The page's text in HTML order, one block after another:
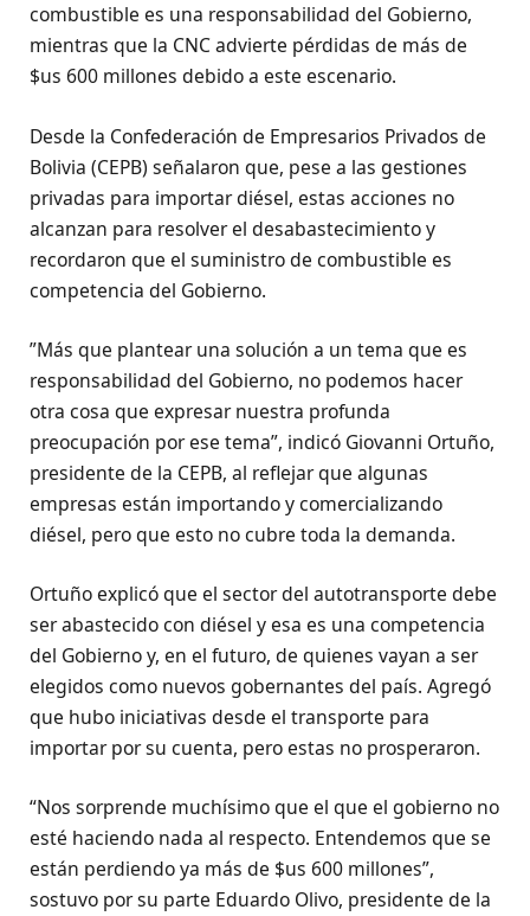
combustible es una responsabilidad del Gobierno,
mientras que la CNC advierte pérdidas de más de
$us 600 millones debido a este escenario.
Desde la Confederación de Empresarios Privados de
Bolivia (CEPB) señalaron que, pese a las gestiones
privadas para importar diésel, estas acciones no
alcanzan para resolver el desabastecimiento y
recordaron que el suministro de combustible es
competencia del Gobierno.
”Más que plantear una solución a un tema que es
responsabilidad del Gobierno, no podemos hacer
otra cosa que expresar nuestra profunda
preocupación por ese tema”, indicó Giovanni Ortuño,
presidente de la CEPB, al reflejar que algunas
empresas están importando y comercializando
diésel, pero que esto no cubre toda la demanda.
Ortuño explicó que el sector del autotransporte debe
ser abastecido con diésel y esa es una competencia
del Gobierno y, en el futuro, de quienes vayan a ser
elegidos como nuevos gobernantes del país. Agregó
que hubo iniciativas desde el transporte para
importar por su cuenta, pero estas no prosperaron.
“Nos sorprende muchísimo que el que el gobierno no
esté haciendo nada al respecto. Entendemos que se
están perdiendo ya más de $us 600 millones”,
sostuvo por su parte Eduardo Olivo, presidente de la